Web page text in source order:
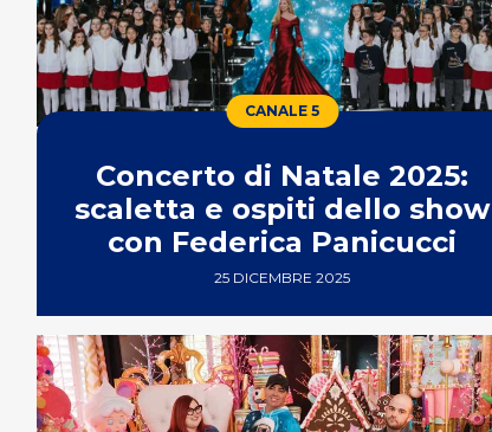
CANALE 5
Concerto di Natale 2025:
scaletta e ospiti dello show
con Federica Panicucci
25 DICEMBRE 2025